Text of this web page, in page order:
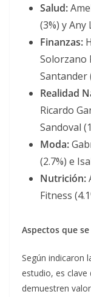
Salud:
(3%) y Any
Finanzas:
Solorzano
Santander
Realidad
Ricardo
Sandoval
Moda:
(2.7%) e
Nutrición:
Fitness
Aspectos que
Según indicaron
estudio, es clave
demuestren